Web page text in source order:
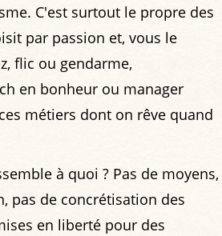
C'est surtout le propre des
par passion et, vous le
flic ou gendarme,
en bonheur ou manager
métiers dont on rêve quand
à quoi ? Pas de moyens,
pas de concrétisation des
en liberté pour des